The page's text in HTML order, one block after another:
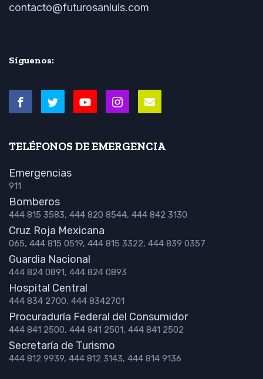
contacto@futurosanluis.com
Síguenos:
TELÉFONOS DE EMERGENCIA
Emergencias
911
Bomberos
444 815 3583, 444 820 8544, 444 842 3130
Cruz Roja Mexicana
065, 444 815 0519, 444 815 3322, 444 839 0357
Guardia Nacional
444 824 0891, 444 824 0893
Hospital Central
444 834 2700, 444 8342701
Procuraduría Federal del Consumidor
444 841 2500, 444 841 2501, 444 841 2502
Secretaría de Turismo
444 812 9939, 444 812 3143, 444 814 9136